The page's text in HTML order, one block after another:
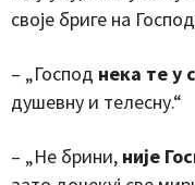
своје бриге на
– „Господ нека те у
душевну и телесну.“
– „Не брини, није